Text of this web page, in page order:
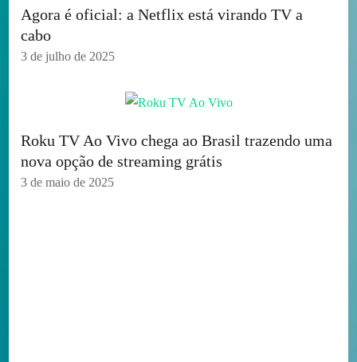
Agora é oficial: a Netflix está virando TV a
cabo
3 de julho de 2025
Roku TV Ao Vivo chega ao Brasil trazendo uma
nova opção de streaming grátis
3 de maio de 2025